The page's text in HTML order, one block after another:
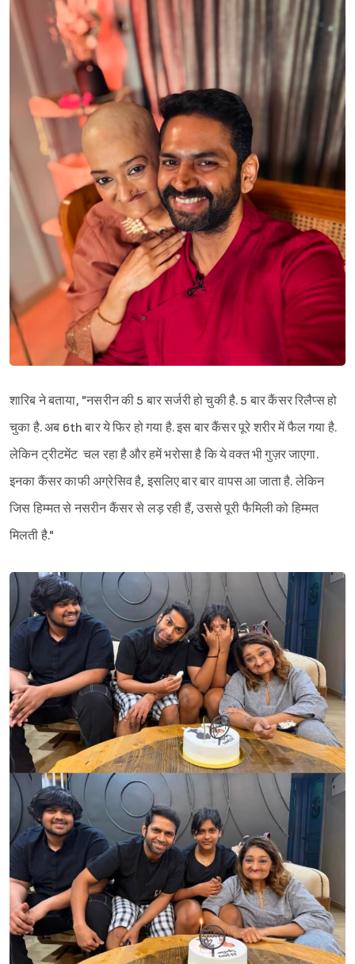
Sign in
शारिब ने बताया, "नसरीन की 5 बार सर्जरी हो चुकी है. 5 बार कैंसर रिलैप्स हो
चुका है. अब 6th बार ये फिर हो गया है. इस बार कैंसर पूरे शरीर में फैल गया है.
लेकिन ट्रीटमेंट चल रहा है और हमें भरोसा है कि ये वक्त भी गुज़र जाएगा.
इनका कैंसर काफी अग्रेसिव है, इसलिए बार बार वापस आ जाता है. लेकिन
जिस हिम्मत से नसरीन कैंसर से लड़ रही हैं, उससे पूरी फैमिली को हिम्मत
मिलती है."